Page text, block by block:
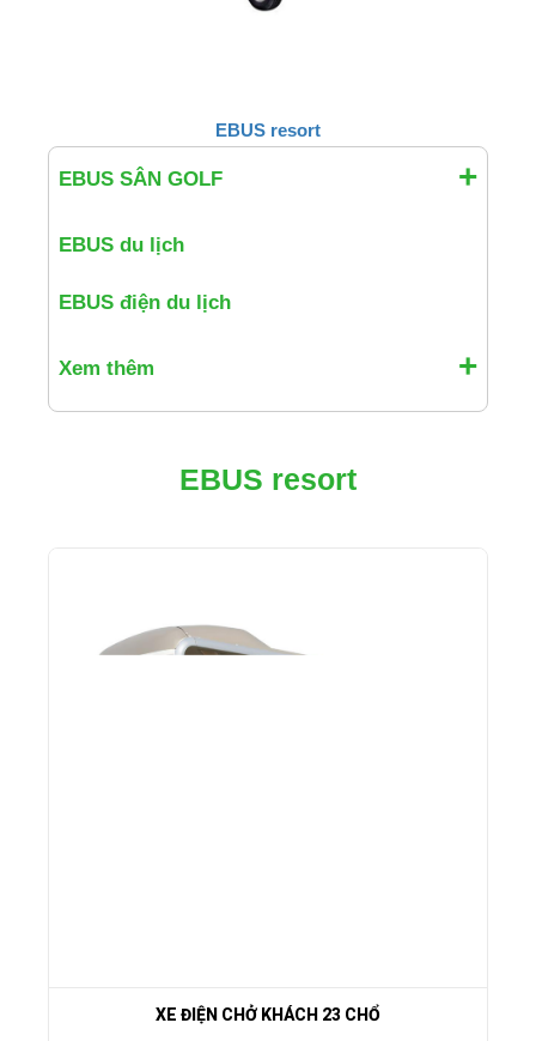
EBUS resort
EBUS SÂN GOLF
EBUS du lịch
EBUS điện du lịch
Xem thêm
EBUS resort
XE ĐIỆN CHỞ KHÁCH 23 CHỔ